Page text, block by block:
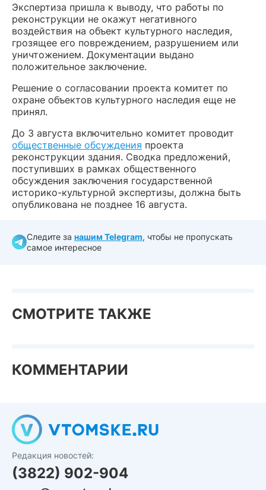
Экспертиза пришла к выводу, что работы по
реконструкции не окажут негативного
воздействия на объект культурного наследия,
грозящее его повреждением, разрушением или
уничтожением. Документации выдано
положительное заключение.
Решение о согласовании проекта комитет по
охране объектов культурного наследия еще не
принял.
До 3 августа включительно комитет проводит
общественные обсуждения проекта
реконструкции здания. Сводка предложений,
поступивших в рамках общественного
обсуждения заключения государственной
историко-культурной экспертизы, должна быть
опубликована не позднее 16 августа.
Следите за нашим Telegram, чтобы не пропускать
самое интересное
СМОТРИТЕ ТАКЖЕ
КОММЕНТАРИИ
Редакция новостей:
(3822) 902-904